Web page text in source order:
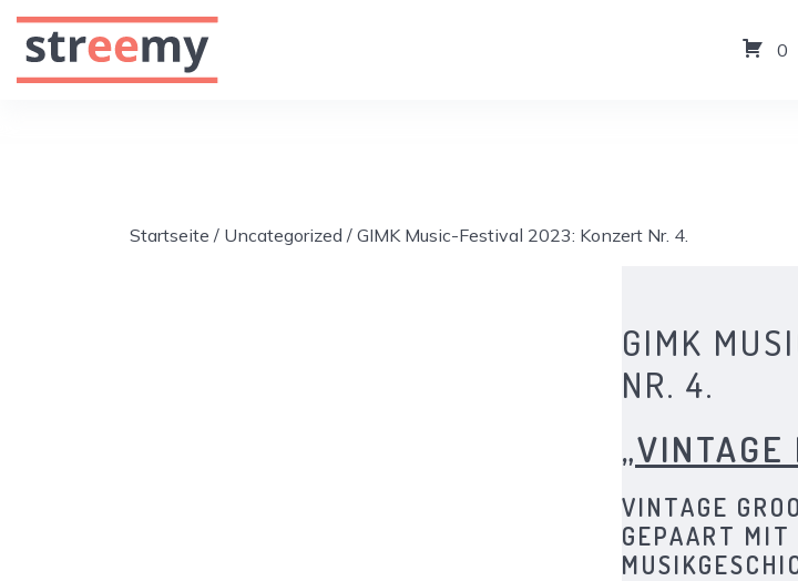
0
Startseite / Uncategorized / GIMK Music-Festival 2023: Konzert Nr. 4.
GIMK
NR. 4.
„VINTAGE
VINTAGE
GEPAART MIT